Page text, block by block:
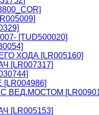
[TUD500020]
ХОДА [LR005160]
[LR007317]
ВЕД.МОСТОМ
[LR005153]